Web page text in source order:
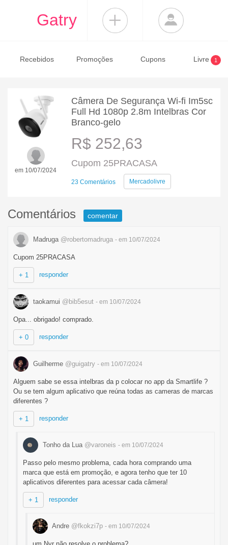
Gatry
Recebidos Promoções Cupons Livre 1
em 10/07/2024
Câmera De Segurança Wi-fi Im5sc
Full Hd 1080p 2.8m Intelbras Cor
Branco-gelo
R$ 252,63
Cupom 25PRACASA
23 Comentários Mercadolivre
Comentários comentar
Madruga @robertomadruga - em 10/07/2024
Cupom 25PRACASA
+ 1 responder
taokamui @bib5esut - em 10/07/2024
Opa... obrigado! comprado.
+ 0 responder
Guilherme @guigatry - em 10/07/2024
Alguem sabe se essa intelbras da p colocar no app da Smartlife ?
Ou se tem algum aplicativo que reúna todas as cameras de marcas
diferentes ?
+ 1 responder
Tonho da Lua @varoneis - em 10/07/2024
Passo pelo mesmo problema, cada hora comprando uma
marca que está em promoção, e agora tenho que ter 10
aplicativos diferentes para acessar cada câmera!
+ 1 responder
Andre @fkokzi7p - em 10/07/2024